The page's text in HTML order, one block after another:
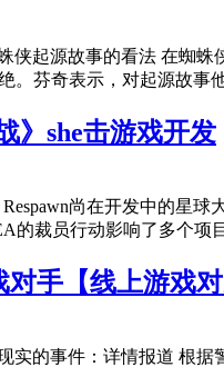
起源故事的看法 在蜘
。芬奇表示，对起源故
》she击游戏开发
尚在开发中的星
的裁员行动影响了多个
手【线上游戏对
的事件：详情报道 根